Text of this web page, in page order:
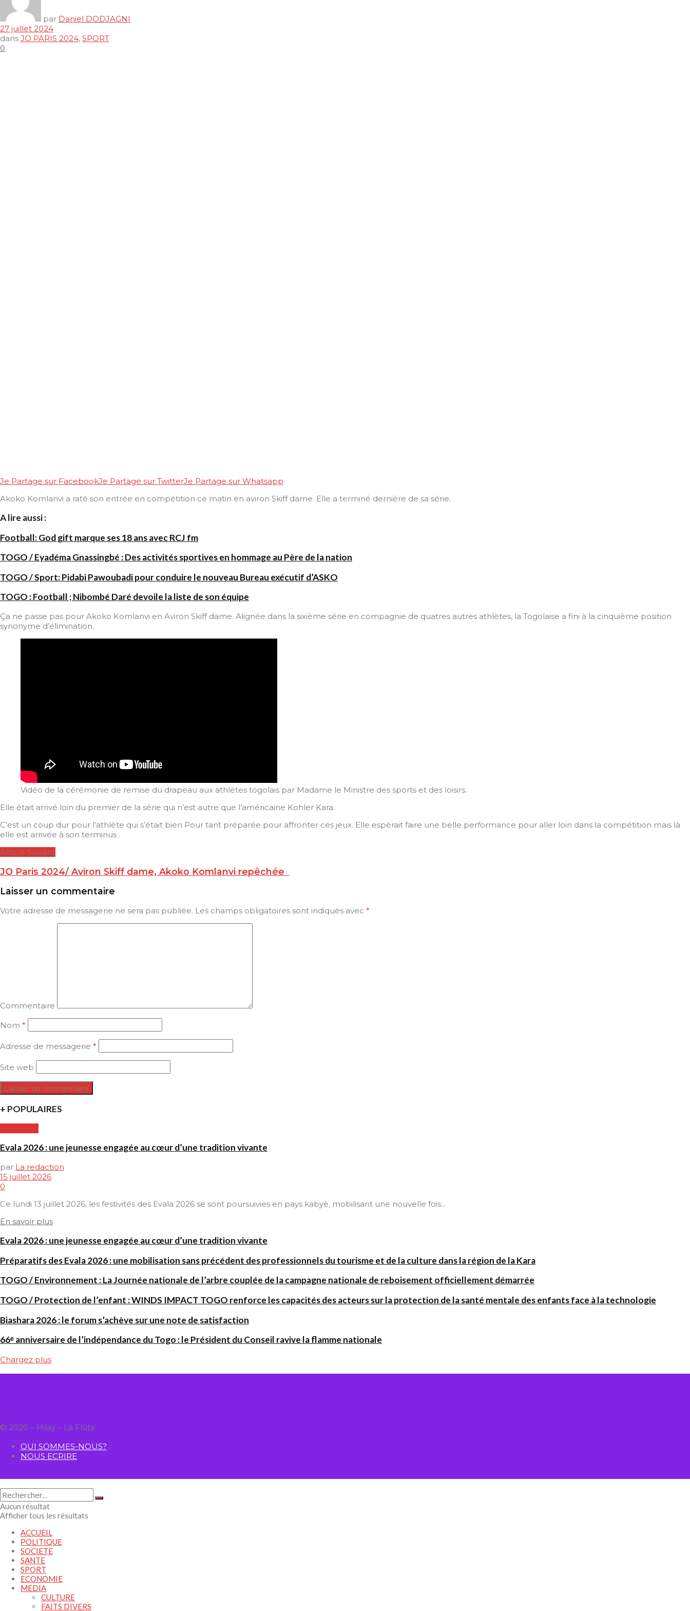
par Daniel DODJAGNI
27 juillet 2024
dans JO PARIS 2024, SPORT
0
Je Partage sur FacebookJe Partage sur TwitterJe Partage sur Whatsapp
Akoko Komlanvi a raté son entrée en compétition ce matin en aviron Skiff dame. Elle a terminé dernière de sa série.
A lire aussi :
Football: God gift marque ses 18 ans avec RCJ fm
TOGO / Eyadéma Gnassingbé : Des activités sportives en hommage au Père de la nation
TOGO / Sport: Pidabi Pawoubadi pour conduire le nouveau Bureau exécutif d’ASKO
TOGO : Football ; Nibombé Daré devoile la liste de son équipe
Ça ne passe pas pour Akoko Komlanvi en Aviron Skiff dame. Alignée dans la sixième série en compagnie de quatres autres athlètes, la Togolaise a fini à la cinquième position
synonyme d’élimination.
Vidéo de la cérémonie de remise du drapeau aux athlètes togolais par Madame le Ministre des sports et des loisirs.
Elle était arrivé loin du premier de la série qui n’est autre que l’américaine Kohler Kara.
C’est un coup dur pour l’athlète qui s’était bien Pour tant préparée pour affronter ces jeux. Elle espérait faire une belle performance pour aller loin dans la compétition mais là
elle est arrivée à son terminus .
Article Suivant
JO Paris 2024/ Aviron Skiff dame, Akoko Komlanvi repêchée
Laisser un commentaire
Votre adresse de messagerie ne sera pas publiée. Les champs obligatoires sont indiqués avec *
Commentaire
Nom *
Adresse de messagerie *
Site web
+ POPULAIRES
Evala 2026 : une jeunesse engagée au cœur d’une tradition vivante
par La redaction
15 juillet 2026
0
Ce lundi 13 juillet 2026, les festivités des Evala 2026 se sont poursuivies en pays kabyè, mobilisant une nouvelle fois...
En savoir plus
Evala 2026 : une jeunesse engagée au cœur d’une tradition vivante
Préparatifs des Evala 2026 : une mobilisation sans précédent des professionnels du tourisme et de la culture dans la région de la Kara
TOGO / Environnement : La Journée nationale de l’arbre couplée de la campagne nationale de reboisement officiellement démarrée
TOGO / Protection de l’enfant : WINDS IMPACT TOGO renforce les capacités des acteurs sur la protection de la santé mentale des enfants face à la technologie
Biashara 2026 : le forum s’achève sur une note de satisfaction
66ᵉ anniversaire de l’indépendance du Togo : le Président du Conseil ravive la flamme nationale
Chargez plus
© 2020 – Hilay – La Flûte
QUI SOMMES-NOUS?
NOUS ECRIRE
Aucun résultat
Afficher tous les résultats
ACCUEIL
POLITIQUE
SOCIETE
SANTE
SPORT
ECONOMIE
MEDIA
CULTURE
FAITS DIVERS